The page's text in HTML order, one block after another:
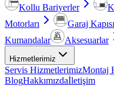
Kollu Bariyerler
Motorları
Garaj
Kumandalar
Aksesuarlar
Hizmetlerimiz
Servis HizmetlerimizMontaj
BlogHakkımızdaİletişim